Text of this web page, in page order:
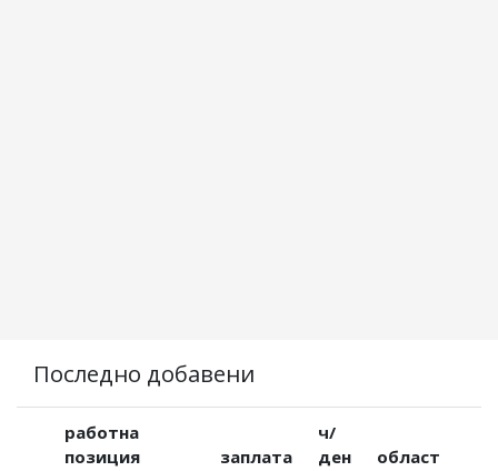
Последно добавени
работна
позиция
заплата
ч/
ден
област